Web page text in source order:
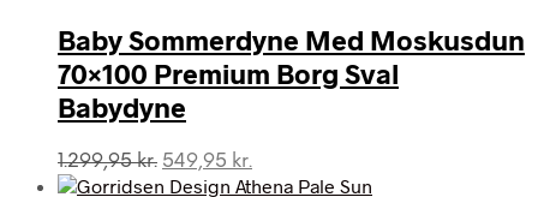
Baby Sommerdyne Med Moskusdun
70×100 Premium Borg Sval
Babydyne
1.299,95kr. Den
oprindelige
549,95 kr.
aktuelle